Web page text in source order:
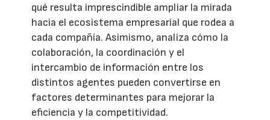
qué resulta imprescindible ampliar la mirada
hacia el ecosistema empresarial que rodea a
cada compañía. Asimismo, analiza cómo la
colaboración, la coordinación y el
intercambio de información entre los
distintos agentes pueden convertirse en
factores determinantes para mejorar la
eficiencia y la competitividad.